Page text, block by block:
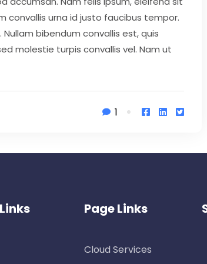
urna id justo faucibus tempor.
bibendum convallis est, quis
molestie turpis convallis vel. Nam ut
1
Page Links
Cloud Services